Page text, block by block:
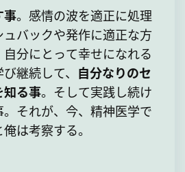
事。感情の波を適正に処理
バックや発作に適正な方
分にとって幸せになれる
継続して、 自分なりのセ
知る事。そして実践し続け
それが、今、精神医学で
は考察する。